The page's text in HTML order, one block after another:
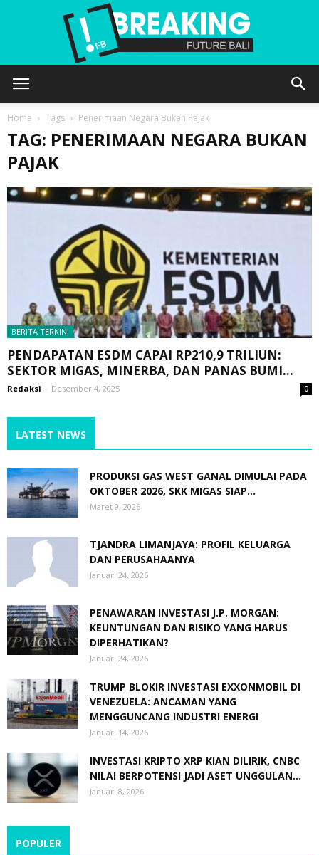
Home Tags Penerimaan Negara Bukan Pajak
TAG: PENERIMAAN NEGARA BUKAN
PAJAK
BERITA TERKINI
PENDAPATAN ESDM CAPAI RP210,9 TRILIUN:
SEKTOR MIGAS, MINERBA, DAN PANAS BUMI...
Redaksi - Desember 4, 2025 0
LATEST NEWS
PRODUKSI GAS WEST GANAL DIMULAI PADA
OKTOBER 2026, SKK MIGAS SIAP...
Maret 9, 2026
TJANDRA LIMANJAYA: PROFIL KELUARGA
DAN PERUSAHAANYA
Januari 24, 2026
PENAWARAN INVESTASI J.P. MORGAN:
KEUNTUNGAN DAN RISIKO YANG HARUS
DIPERHATIKAN?
Januari 24, 2026
TRUMP BLOKIR INVESTASI EXXONMOBIL DI
VENEZUELA: ANCAMAN YANG
MENGGUNCANG INDUSTRI ENERGI
Januari 14, 2026
INVESTASI KRIPTO XRP KIAN DILIRIK, CNBC
NILAI BERPOTENSI JADI ASET UNGGULAN...
Januari 8, 2026
POPULER